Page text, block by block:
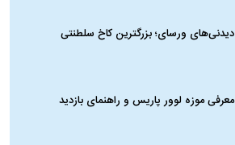
دیدنی‌های ورسای؛ بزرگترین کاخ سلطنتی
معرفی موزه لوور پاریس و راهنمای بازدید